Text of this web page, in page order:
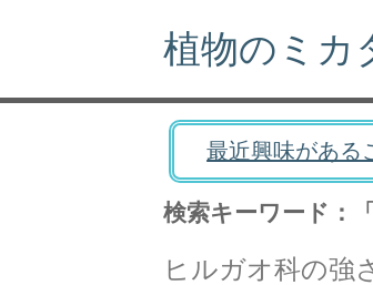
植物のミカ
最近興味がある
検索キーワード：
ヒルガオ科の強